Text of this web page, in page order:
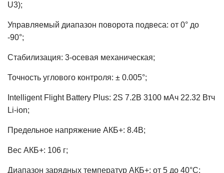
U3);
Управляемый диапазон поворота подвеса: от 0° до
-90°;
Стабилизация: 3-осевая механическая;
Точность углового контроля: ± 0.005°;
Intelligent Flight Battery Plus: 2S 7.2В 3100 мАч 22.32 Втч
Li-ion;
Предельное напряжение АКБ+: 8.4В;
Вес АКБ+: 106 г;
Диапазон зарядных температур АКБ+: от 5 до 40°С;